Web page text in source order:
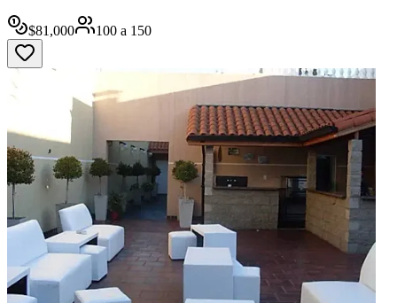
$81,000 100 a 150